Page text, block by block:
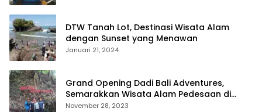
DTW Tanah Lot, Destinasi Wisata Alam
dengan Sunset yang Menawan
Januari 21, 2024
Grand Opening Dadi Bali Adventures,
Semarakkan Wisata Alam Pedesaan di
Payangan
November 28, 2023